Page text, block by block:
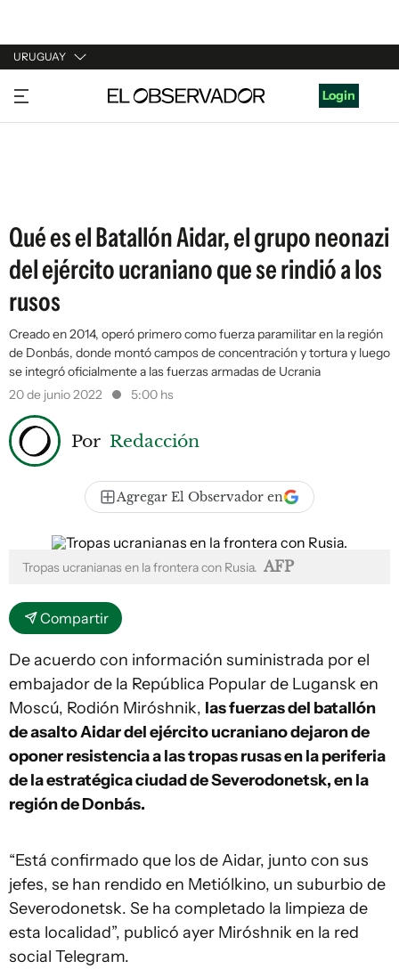
URUGUAY
URUGUAY
ARGENTINA
Login
Qué es el Batallón Aidar, el grupo neonazi
del ejército ucraniano que se rindió a los
rusos
Creado en 2014, operó primero como fuerza paramilitar en la región
de Donbás, donde montó campos de concentración y tortura y luego
se integró oficialmente a las fuerzas armadas de Ucrania
20 de junio 2022
5:00 hs
Por Redacción
Agregar El Observador en
Tropas ucranianas en la frontera con Rusia. AFP
Compartir
De acuerdo con información suministrada por el
embajador de la República Popular de Lugansk en
Moscú, Rodión Miróshnik, las fuerzas del batallón
de asalto Aidar del ejército ucraniano dejaron de
oponer resistencia a las tropas rusas en la periferia
de la estratégica ciudad de Severodonetsk, en la
región de Donbás.
“Está confirmado que los de Aidar, junto con sus
jefes, se han rendido en Metiólkino, un suburbio de
Severodonetsk. Se ha completado la limpieza de
esta localidad”, publicó ayer Miróshnik en la red
social Telegram.